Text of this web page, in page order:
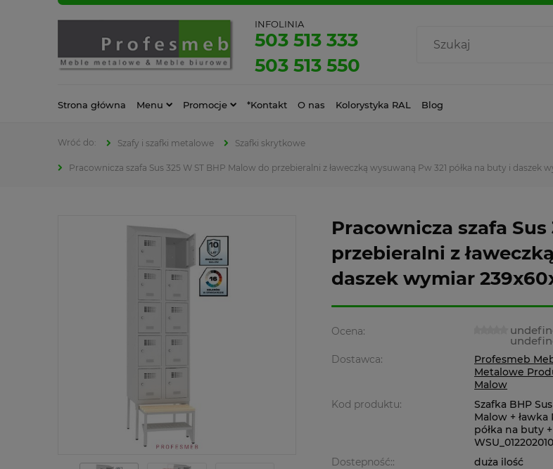
INFOLINIA
503 513 333
503 513 550
Strona główna Menu Promocje *Kontakt O nas Kolorystyka RAL Blog
Szafy i szafki metalowe Szafki skrytkowe
Pracownicza szafa Sus 325 W ST BHP Malow do przebieralni z ławeczką wysuwaną Pw 321 półka na buty i daszek
Pracownicza szafa
przebieralni z
daszek wymiar
Ocena:
Dostawca:
Profesmeb
Metalowe
Malow
Kod produktu:
Szafka BHP
Malow + ławka
półka na buty
Dostepność::
duża ilość